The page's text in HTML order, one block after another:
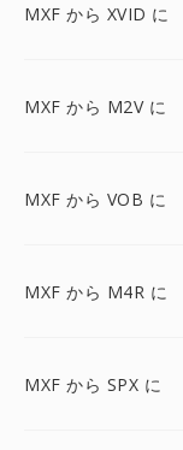
MXF から XVID に
MXF から M2V に
MXF から VOB に
MXF から M4R に
MXF から SPX に